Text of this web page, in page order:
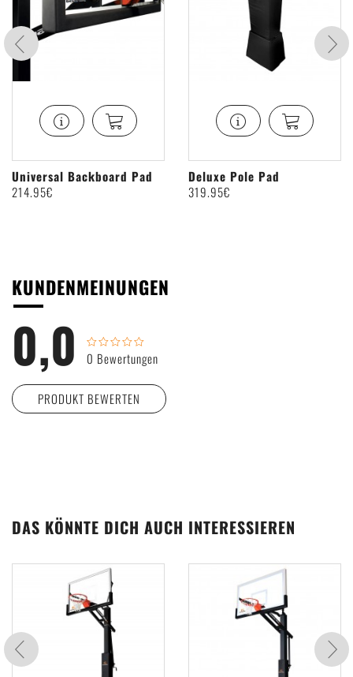
Universal Backboard Pad
214.95€
Deluxe Pole Pad
319.95€
KUNDENMEINUNGEN
0,0 0 Bewertungen
PRODUKT BEWERTEN
DAS KÖNNTE DICH AUCH INTERESSIEREN